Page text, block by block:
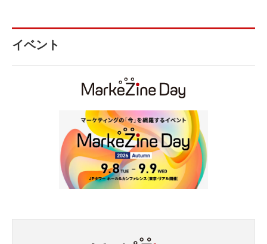
イベント